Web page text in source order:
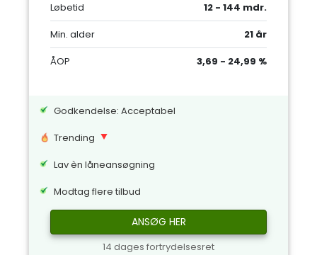
Løbetid
12 - 144 mdr.
Min. alder
21 år
ÅOP
3,69 - 24,99 %
Godkendelse: Acceptabel
Trending
Lav èn låneansøgning
Modtag flere tilbud
ANSØG HER
14 dages fortrydelsesret